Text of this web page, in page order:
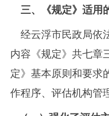
三、 《规定》适用
经云浮市民政局依
内容《规定》共七章
定》基本原则和要求
作程序、评估机构管